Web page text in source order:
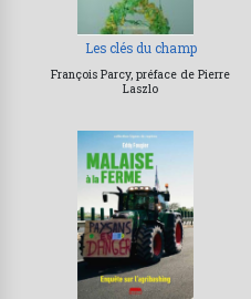
Les clés du champ
François Parcy, préface de Pierre
Laszlo